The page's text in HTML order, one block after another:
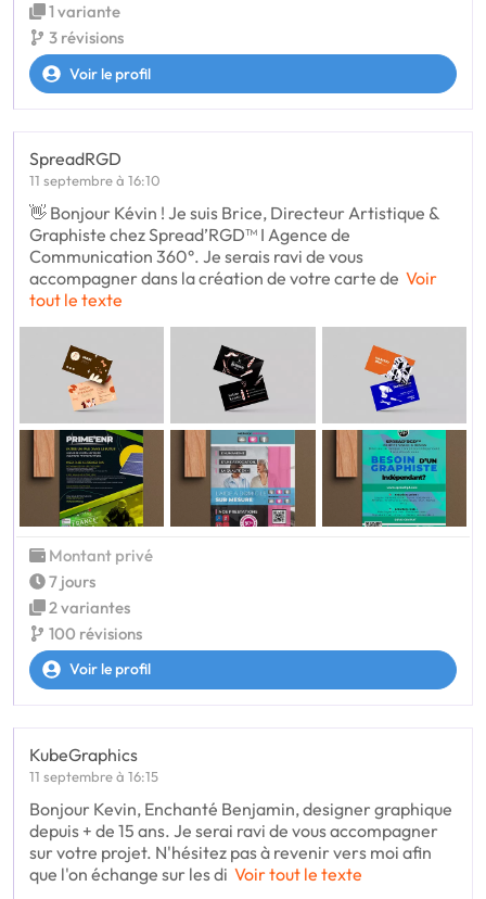
1 variante
3 révisions
Voir le profil
SpreadRGD
11 septembre à 16:10
👋 Bonjour Kévin ! Je suis Brice, Directeur Artistique &
Graphiste chez Spread’RGD™ I Agence de
Communication 360°. Je serais ravi de vous
accompagner dans la création de votre carte de Voir
tout le texte
Montant privé
7 jours
2 variantes
100 révisions
Voir le profil
KubeGraphics
11 septembre à 16:15
Bonjour Kevin, Enchanté Benjamin, designer graphique
depuis + de 15 ans. Je serai ravi de vous accompagner
sur votre projet. N'hésitez pas à revenir vers moi afin
que l'on échange sur les di Voir tout le texte